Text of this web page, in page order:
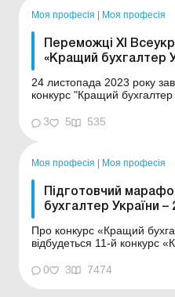
Моя професія Моя професія
Переможці XI
«Кращий бухгалтер
24 листопада 2023 року
конкурс "Кращий
бухгалтерській сфері.
організацією
3 5 535
Моя професія | Моя професія
Підготовчий
бухгалтер України –
Про конкурс «Кращий бухгалтер
відбудеться 11-й конкурс
більш як 50 тисяч бухгалтерів. «Кращий
України» – це шанс для
0 3 7474